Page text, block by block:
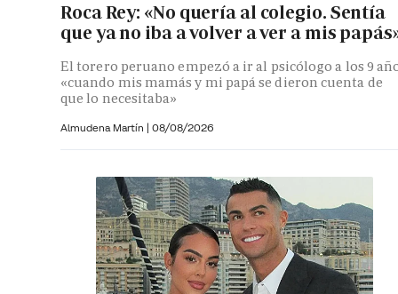
Roca Rey: «No quería al colegio. Sentía
que ya no iba a volver a ver a mis
El torero peruano empezó a ir al psicólogo a los 9
«cuando mis mamás y mi papá se dieron cuenta de
que lo necesitaba»
Almudena Martín | 08/08/2026